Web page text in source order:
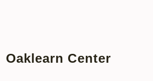
Oaklearn Center